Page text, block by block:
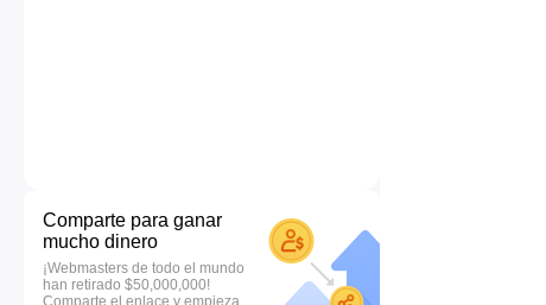
Comparte para ganar
mucho dinero
¡Webmasters de todo el mundo
han retirado $50,000,000!
Comparte el enlace y empieza